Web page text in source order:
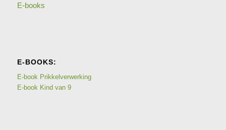
E-books
E-BOOKS:
E-book Prikkelverwerking
E-book Kind van 9